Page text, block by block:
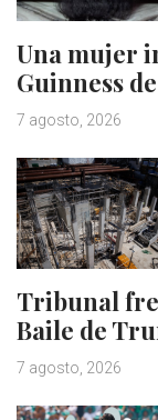
Una mujer
Guinness
7 agosto, 2026
Tribunal
Baile de
7 agosto, 2026